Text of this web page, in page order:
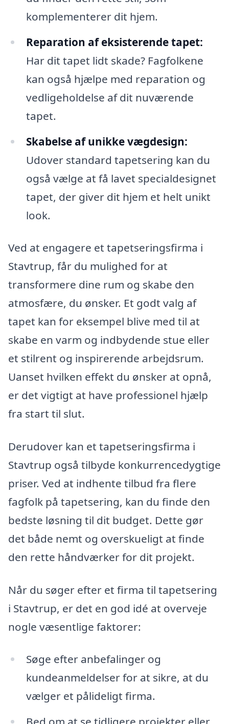
komplementerer dit hjem.
Reparation af eksisterende tapet:
Har dit tapet lidt skade? Fagfolkene
kan også hjælpe med reparation og
vedligeholdelse af dit nuværende
tapet.
Skabelse af unikke vægdesign:
Udover standard tapetsering kan du
også vælge at få lavet specialdesignet
tapet, der giver dit hjem et helt unikt
look.
Ved at engagere et tapetseringsfirma i
Stavtrup, får du mulighed for at
transformere dine rum og skabe den
atmosfære, du ønsker. Et godt valg af
tapet kan for eksempel blive med til at
skabe en varm og indbydende stue eller
et stilrent og inspirerende arbejdsrum.
Uanset hvilken effekt du ønsker at opnå,
er det vigtigt at have professionel hjælp
fra start til slut.
Derudover kan et tapetseringsfirma i
Stavtrup også tilbyde konkurrencedygtige
priser. Ved at indhente tilbud fra flere
fagfolk på tapetsering, kan du finde den
bedste løsning til dit budget. Dette gør
det både nemt og overskueligt at finde
den rette håndværker for dit projekt.
Når du søger efter et firma til tapetsering
i Stavtrup, er det en god idé at overveje
nogle væsentlige faktorer:
Søge efter anbefalinger og
kundeanmeldelser for at sikre, at du
vælger et pålideligt firma.